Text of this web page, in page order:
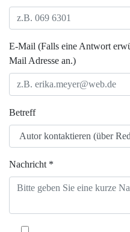
E-Mail (Falls eine Antwort
Mail Adresse an.)
Betreff
Nachricht *